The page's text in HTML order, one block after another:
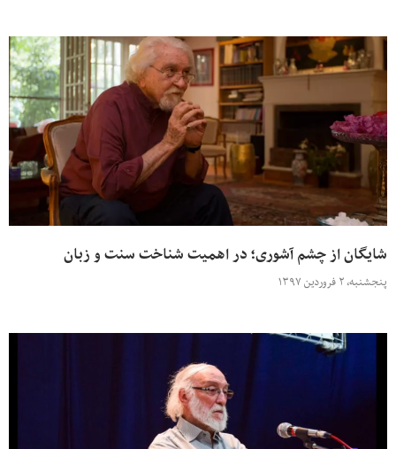
شایگان از چشم آشوری؛ در اهمیت شناخت سنت و زبان
پنجشنبه، ۲ فروردین ۱۳۹۷